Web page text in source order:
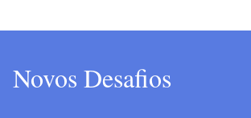
Novos Desafios